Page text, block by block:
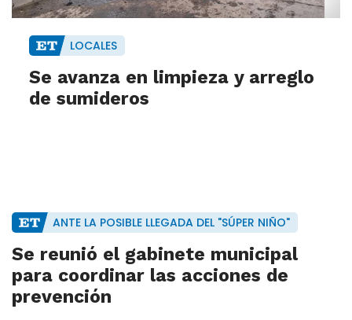
LOCALES
Se avanza en limpieza y arreglo
de sumideros
ANTE LA POSIBLE LLEGADA DEL "SÚPER NIÑO"
Se reunió el gabinete municipal
para coordinar las acciones de
prevención